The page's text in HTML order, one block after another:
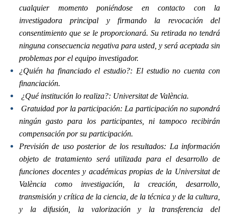
cualquier momento poniéndose en contacto con la
investigadora principal y firmando la revocación del
consentimiento que se le proporcionará. Su retirada no tendrá
ninguna consecuencia negativa para usted, y será aceptada sin
problemas por el equipo investigador.
¿Quién ha financiado el estudio?: El estudio no cuenta con
financiación.
¿Qué institución lo realiza?: Universitat de València.
Gratuidad por la participación: La participación no supondrá
ningún gasto para los participantes, ni tampoco recibirán
compensación por su participación.
Previsión de uso posterior de los resultados: La información
objeto de tratamiento será utilizada para el desarrollo de
funciones docentes y académicas propias de la Universitat de
València como investigación, la creación, desarrollo,
transmisión y crítica de la ciencia, de la técnica y de la cultura,
y la difusión, la valorización y la transferencia del